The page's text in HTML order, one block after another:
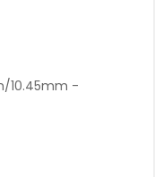
10.45mm -